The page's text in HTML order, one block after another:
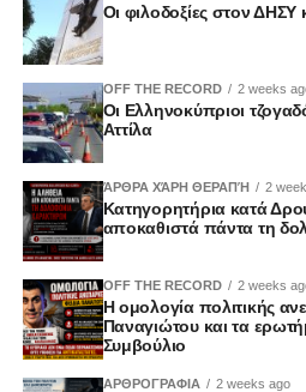
Οι φιλοδοξίες στον ΔΗΣΥ
OFF THE RECORD 2 weeks
Οι Ελληνοκύπριοι
Αττίλα
ΆΡΘΡΑ ΧΆΡΗ ΘΕΡΑΠΉ 2
Κατηγορητήρια κατά
αποκαθιστά πάντα τη
OFF THE RECORD 2 weeks
Η ομολογία πολιτικής
Παναγιώτου και τα
Συμβούλιο
ΑΡΘΡΟΓΡΑΦΙΑ 2 weeks ago